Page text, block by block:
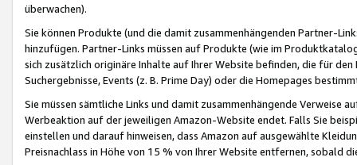
überwachen).
Sie können Produkte (und die damit zusammenhängenden Partner-
hinzufügen. Partner-Links müssen auf Produkte (wie im
sich zusätzlich originäre Inhalte auf Ihrer Website befinden, die für
Suchergebnisse, Events (z. B. Prime Day) oder die Homepages
Sie müssen sämtliche Links und damit zusammenhängende
Werbeaktion auf der jeweiligen Amazon-Website endet. Falls Sie
einstellen und darauf hinweisen, dass Amazon auf ausgewählte
Preisnachlass in Höhe von 15 % von Ihrer Website entfernen, sobald